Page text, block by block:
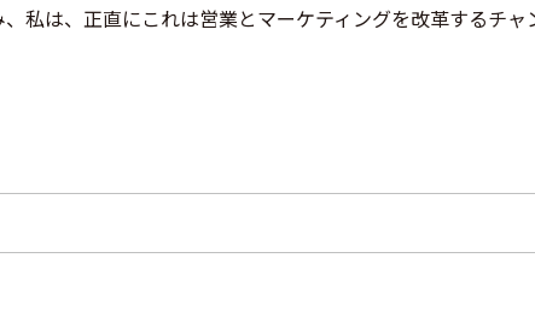
私は、正直にこれは営業とマーケティングを改革するチャ